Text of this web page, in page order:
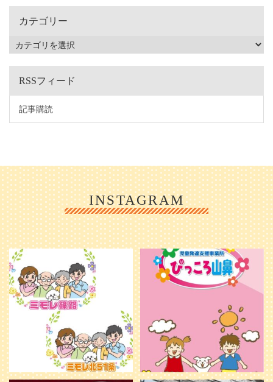
カテゴリー
RSSフィード
記事購読
INSTAGRAM
利用者様やご家族の皆さまに、親し
みや温かさが伝わるようなデザイン
を目指し、ミモレのイラストを新し
く作...
20 0
＼ 2026年6月1日 OPEN ／
...
25 0